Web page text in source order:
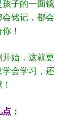
子的一面镜
铭记，都会
！
始，这就更
会学习，还
：